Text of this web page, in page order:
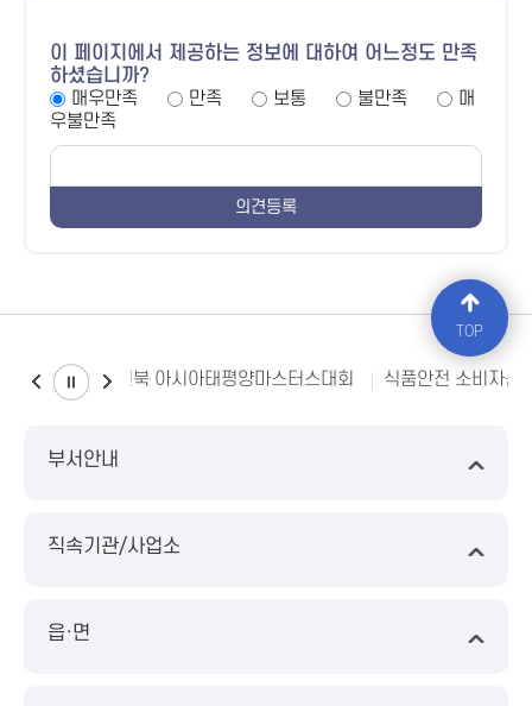
이 페이지에서 제공하는 정보에 대하여 어느정도 만족
하셨습니까?
매우만족
만족 보통 불만족
매
우불만족
2023전북 아시아태평양마스터스대회 식품안전 소비자신
부서안내
직속기관/사업소
읍·면
TOP